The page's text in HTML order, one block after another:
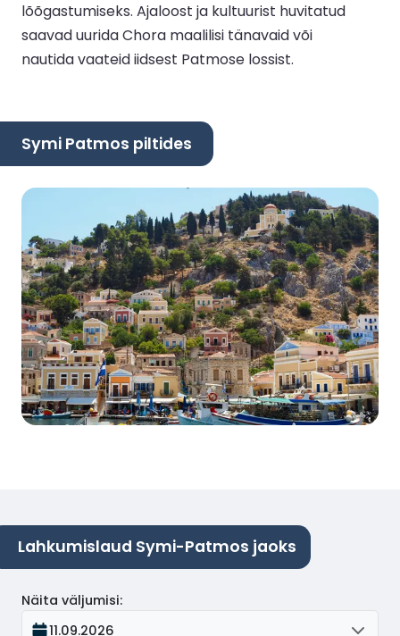
lõõgastumiseks. Ajaloost ja kultuurist huvitatud
saavad uurida Chora maalilisi tänavaid või
nautida vaateid iidsest Patmose lossist.
Symi Patmos piltides
Lahkumislaud Symi-Patmos jaoks
Näita väljumisi:
11.09.2026